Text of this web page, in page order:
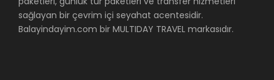
sağlayan bir çevrim içi seyahat acentesidir.
Balayindayim.com bir MULTIDAY TRAVEL markasıdır.